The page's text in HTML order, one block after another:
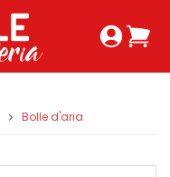
Login
Bolle d'aria